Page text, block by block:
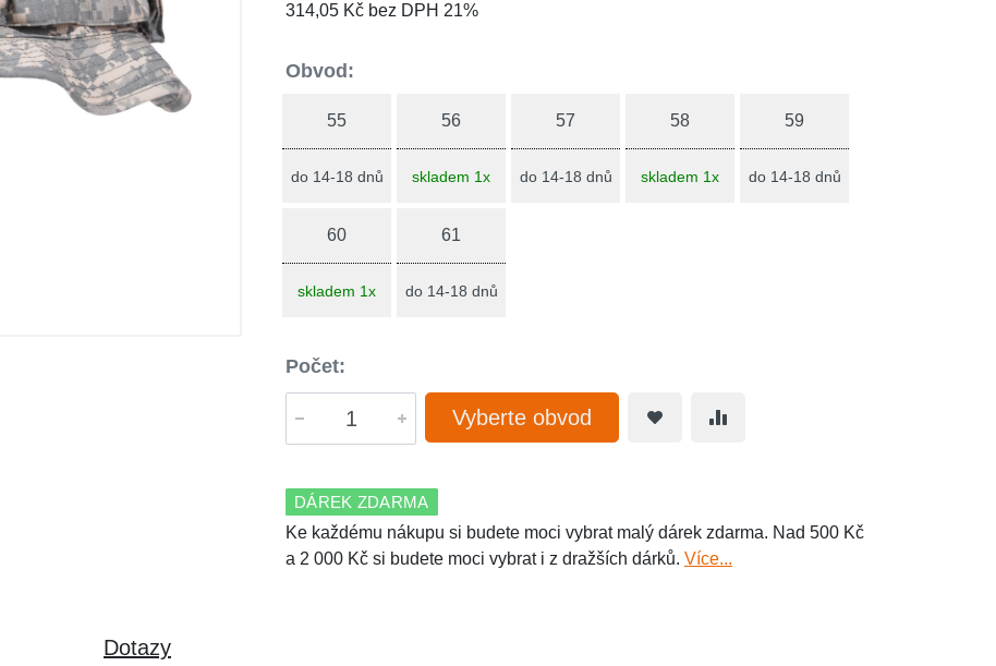
314,05 Kč bez DPH 21%
Obvod:
55
do 14-18 dnů
56
skladem 1x
57
do 14-18 dnů
58
skladem 1x
59
do 14-18 dnů
60
skladem 1x
61
do 14-18 dnů
Počet:
Vyberte obvod
DÁREK ZDARMA
Ke každému nákupu si budete moci vybrat malý dárek zdarma. Nad 500 Kč
a 2 000 Kč si budete moci vybrat i z dražších dárků. Více...
Dotazy